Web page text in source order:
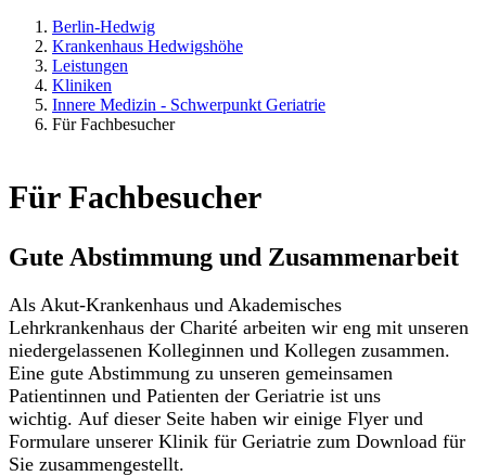
Berlin-Hedwig
Krankenhaus Hedwigshöhe
Leistungen
Kliniken
Innere Medizin - Schwerpunkt Geriatrie
Für Fachbesucher
Für Fachbesucher
Gute Abstimmung und Zusammenarbeit
Als Akut-Krankenhaus und Akademisches
Lehrkrankenhaus der Charité arbeiten wir eng mit unseren
niedergelassenen Kolleginnen und Kollegen zusammen.
Eine gute Abstimmung zu unseren gemeinsamen
Patientinnen und Patienten der Geriatrie ist uns
wichtig. Auf dieser Seite haben wir einige Flyer und
Formulare unserer Klinik für Geriatrie zum Download für
Sie zusammengestellt.